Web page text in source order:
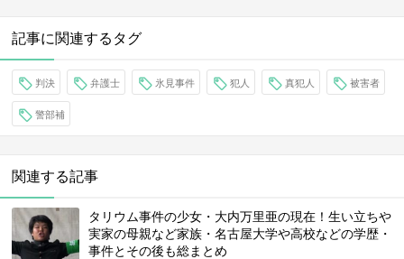
記事に関連するタグ
判決 弁護士 氷見事件 犯人 真犯人 被害者
警部補
関連する記事
タリウム事件の少女・大内万里亜の現在！生い立ちや
実家の母親など家族・名古屋大学や高校などの学歴・
事件とその後も総まとめ